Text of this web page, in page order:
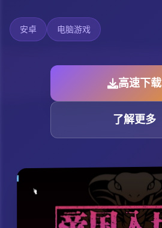
安卓 电脑游戏
高速下载
了解更多